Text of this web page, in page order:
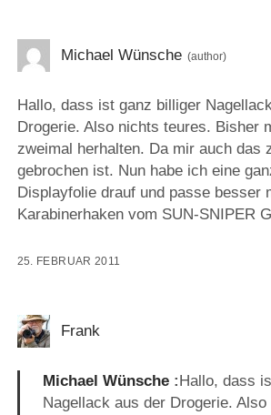
Michael Wünsche
Hallo, dass ist ganz billiger
Drogerie. Also nichts teures. Bisher
zweimal herhalten. Da mir auch das
gebrochen ist. Nun habe ich eine
Displayfolie drauf und passe besser
Karabinerhaken vom SUN-SNIPER
25. FEBRUAR 2011
Frank
Michael Wünsche : Hallo, dass
Nagellack aus der Drogerie.